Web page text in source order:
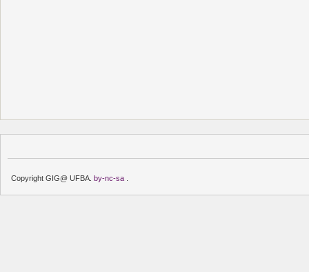
Copyright GIG@ UFBA. by-nc-sa